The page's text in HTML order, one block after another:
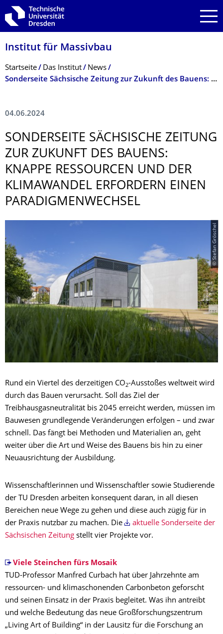
Zur Hauptnavigation springen
Zur Suche springen
Zum Inhalt springen
Institut für Massivbau
Breadcrumb-Menü
Startseite Das Institut
News
Sonderseite Sächsische Zeitung zur Zukunft des Bauens: Knappe Ressourcen und der Klimawandel erfordern Paradigmenwechsel
04.06.2024
SONDERSEITE SÄCHSISCHE ZEITUNG
ZUR ZUKUNFT DES BAUENS:
KNAPPE RESSOURCEN UND DER
KLIMAWANDEL ERFORDERN EINEN
PARADIGMENWECH­SEL
© Stefan Gröschel
Rund ein Viertel des derzeitigen CO2-Ausstoßes weltweit wird
durch das Bauen verursacht. Soll das Ziel der
Treibhausgasneutralität bis 2045 erreicht werden, müssen im
Bauwesen grundlegende Veränderungen erfolgen – und zwar
schnell. Das fängt bei Methoden und Materialien an, geht
weiter über die Art und Weise des Bauens bis hin zu einer
Neuausrichtung der Ausbildung.
Wissenschaftlerinnen und Wissenschaftler sowie Studierende
der TU Dresden arbeiten konsequent daran, in all diesen
Bereichen neue Wege zu gehen und diese auch zügig für in
der Praxis nutzbar zu machen. Die
aktuelle Sonderseite der
Sächsischen Zeitung stellt vier Projekte vor.
Viele Steinchen fürs Mosaik
TUD-Professor Manfred Curbach hat über Jahrzehnte am
ressourcen- und klimaschonenden Carbonbeton geforscht
und seinen Einsatz in der Praxis begleitet. Was ihn antreibt
und welche Bedeutung das neue Großforschungszentrum
„Living Art of Building“ in der Lausitz für die Forschung an